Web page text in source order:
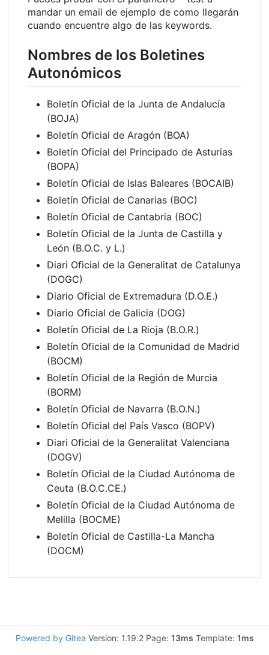
mandar un email de ejemplo de como llegarán
cuando encuentre algo de las keywords.
Nombres de los Boletines
Autonómicos
Boletín Oficial de la Junta de Andalucía
(BOJA)
Boletín Oficial de Aragón (BOA)
Boletín Oficial del Principado de Asturias
(BOPA)
Boletín Oficial de Islas Baleares (BOCAIB)
Boletín Oficial de Canarias (BOC)
Boletín Oficial de Cantabria (BOC)
Boletín Oficial de la Junta de Castilla y
León (B.O.C. y L.)
Diari Oficial de la Generalitat de Catalunya
(DOGC)
Diario Oficial de Extremadura (D.O.E.)
Diario Oficial de Galicia (DOG)
Boletín Oficial de La Rioja (B.O.R.)
Boletín Oficial de la Comunidad de Madrid
(BOCM)
Boletín Oficial de la Región de Murcia
(BORM)
Boletín Oficial de Navarra (B.O.N.)
Boletín Oficial del País Vasco (BOPV)
Diari Oficial de la Generalitat Valenciana
(DOGV)
Boletín Oficial de la Ciudad Autónoma de
Ceuta (B.O.C.CE.)
Boletín Oficial de la Ciudad Autónoma de
Melilla (BOCME)
Boletín Oficial de Castilla-La Mancha
(DOCM)
Powered by Gitea Version: 1.19.2 Page: 13ms Template: 1ms